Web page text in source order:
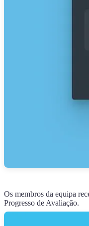
Os membros da equipa
Progresso de Avaliação.